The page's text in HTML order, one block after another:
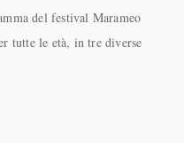
del festival Marameo
tutte le età, in tre diverse